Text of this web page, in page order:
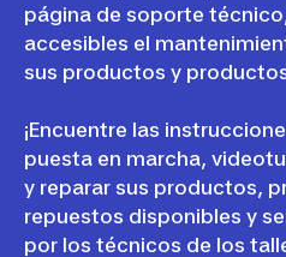
página de soporte
accesibles el
sus productos y productos
¡Encuentre las
puesta en marcha,
y reparar sus productos,
repuestos disponibles y
por los técnicos de los